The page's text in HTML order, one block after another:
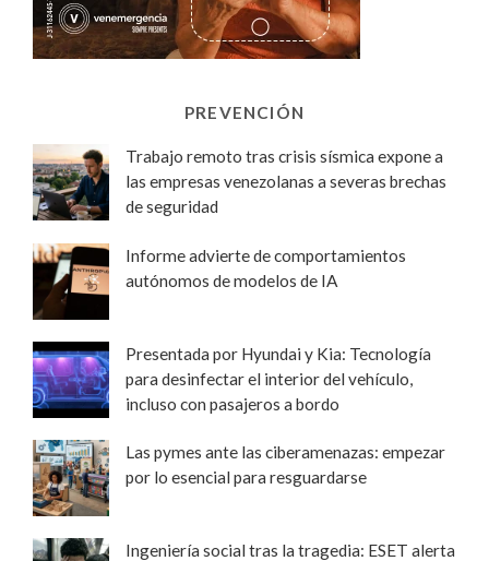
PREVENCIÓN
Trabajo remoto tras crisis sísmica expone a
las empresas venezolanas a severas brechas
de seguridad
Informe advierte de comportamientos
autónomos de modelos de IA
Presentada por Hyundai y Kia: Tecnología
para desinfectar el interior del vehículo,
incluso con pasajeros a bordo
Las pymes ante las ciberamenazas: empezar
por lo esencial para resguardarse
Ingeniería social tras la tragedia: ESET alerta